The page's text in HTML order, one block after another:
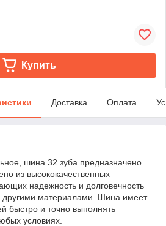
Купить
Доставка Оплата
шина 32 зуба предназначено
из высококачественных
надежность и долговечность
другими материалами. Шина имеет
быстро и точно выполнять
условиях.